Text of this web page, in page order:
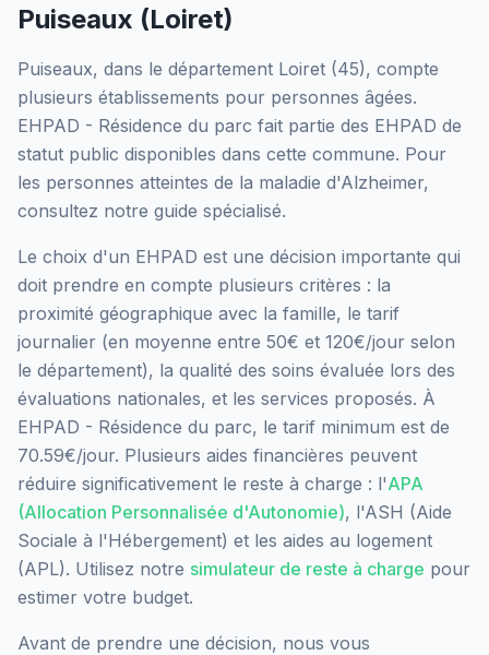
Puiseaux (Loiret)
Puiseaux, dans le département Loiret (45), compte
plusieurs établissements pour personnes âgées.
EHPAD - Résidence du parc fait partie des EHPAD de
statut public disponibles dans cette commune. Pour
les personnes atteintes de la maladie d'Alzheimer,
consultez notre guide spécialisé.
Le choix d'un EHPAD est une décision importante qui
doit prendre en compte plusieurs critères : la
proximité géographique avec la famille, le tarif
journalier (en moyenne entre 50€ et 120€/jour selon
le département), la qualité des soins évaluée lors des
évaluations nationales, et les services proposés. À
EHPAD - Résidence du parc, le tarif minimum est de
70.59€/jour. Plusieurs aides financières peuvent
réduire significativement le reste à charge : l'APA
(Allocation Personnalisée d'Autonomie), l'ASH (Aide
Sociale à l'Hébergement) et les aides au logement
(APL). Utilisez notre simulateur de reste à charge pour
estimer votre budget.
Avant de prendre une décision, nous vous